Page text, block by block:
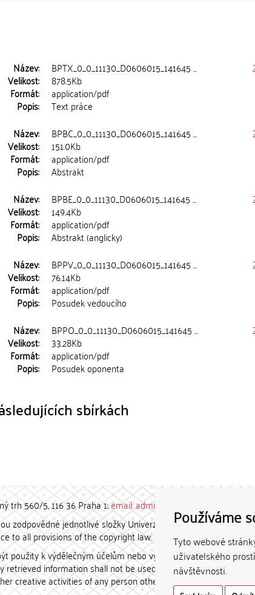
Používáme
Tyto webové
uživatelského
návštěvnosti.
Název: BPTX_0_0_11130_D0606015_141645 ...
Velikost: 878.5Kb
Formát: application/pdf
Popis: Text práce
Název: BPBC_0_0_11130_D0606015_141645 ...
Velikost: 151.0Kb
Formát: application/pdf
Popis: Abstrakt
Název: BPBE_0_0_11130_D0606015_141645 ...
Velikost: 149.4Kb
Formát: application/pdf
Popis: Abstrakt (anglicky)
Název: BPPV_0_0_11130_D0606015_141645 ...
Velikost: 76.14Kb
Formát: application/pdf
Popis: Posudek vedoucího
Název: BPPO_0_0_11130_D0606015_141645 ...
Velikost: 33.28Kb
Formát: application/pdf
Popis: Posudek oponenta
sbírkách
trh 560/5, 116 36 Praha 1;email: admin-repozitar [at] cuni.cz
zodpovědné jednotlivé složky Univerzity Karlovy. / Each
to all provisions of the copyright law.
použity k výdělečným účelům nebo vydávány za studijní,
information shall not be used for any commercial
creative activities of any person other than the author.